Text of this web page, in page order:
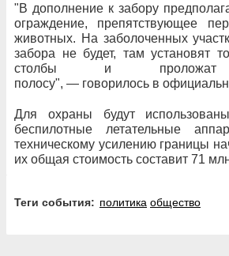
"В дополнение к забору
ограждение, препятствующее
животных. На заболоченных
забора не будет, там установят
столбы и проложат
полосу", — говорилось в
Для охраны будут
беспилотные летательные
техническому усилению границы
их общая стоимость составит 71
Теги события: политика общество